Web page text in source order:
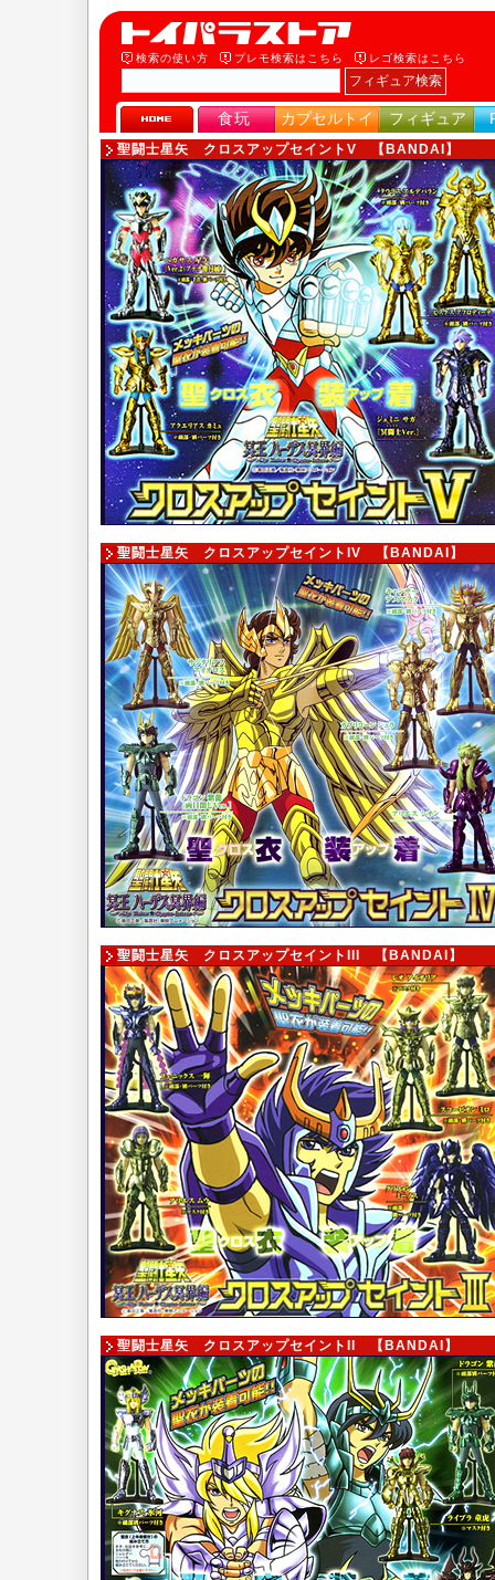
検索の使い方 プレモ検索はこちら レゴ検索はこちら
食玩 カプセルトイ フィギュア
聖闘士星矢 クロスアップセイントV 【BANDAI】
聖闘士星矢 クロスアップセイントIV 【BANDAI】
聖闘士星矢 クロスアップセイントIII 【BANDAI】
聖闘士星矢 クロスアップセイントII 【BANDAI】